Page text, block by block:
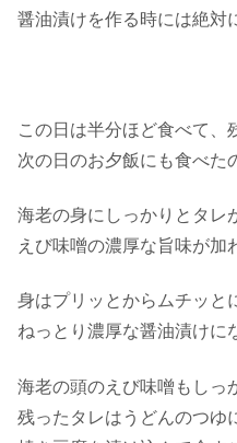
醤油漬けを作る時には絶対
この日は半分ほど食べて、
次の日のお夕飯にも食べた
海老の身にしっかりとタレ
えび味噌の濃厚な旨味が加
身はプリッとからムチッと
ねっとり濃厚な醤油漬けに
海老の頭のえび味噌もしっ
残ったタレはうどんのつゆ